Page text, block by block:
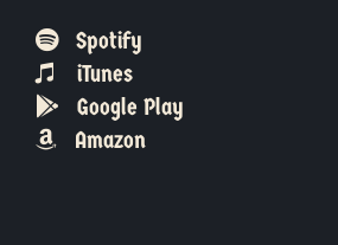
Spotify
iTunes
Google Play
Amazon